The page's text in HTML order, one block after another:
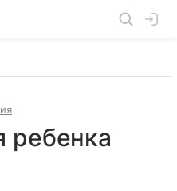
ребенка